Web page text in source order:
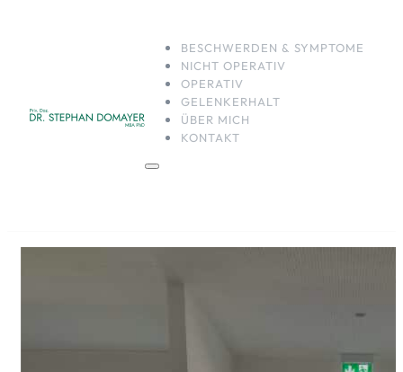
BESCHWERDEN & SYMPTOME
NICHT OPERATIV
OPERATIV
GELENKERHALT
ÜBER MICH
KONTAKT